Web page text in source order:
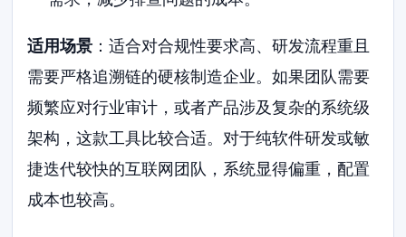
适用场景 ：适合对合规性要求高、研发流程重且
需要严格追溯链的硬核制造企业。如果团队需要
频繁应对行业审计，或者产品涉及复杂的系统级
架构，这款工具比较合适。对于纯软件研发或敏
捷迭代较快的互联网团队，系统显得偏重，配置
成本也较高。